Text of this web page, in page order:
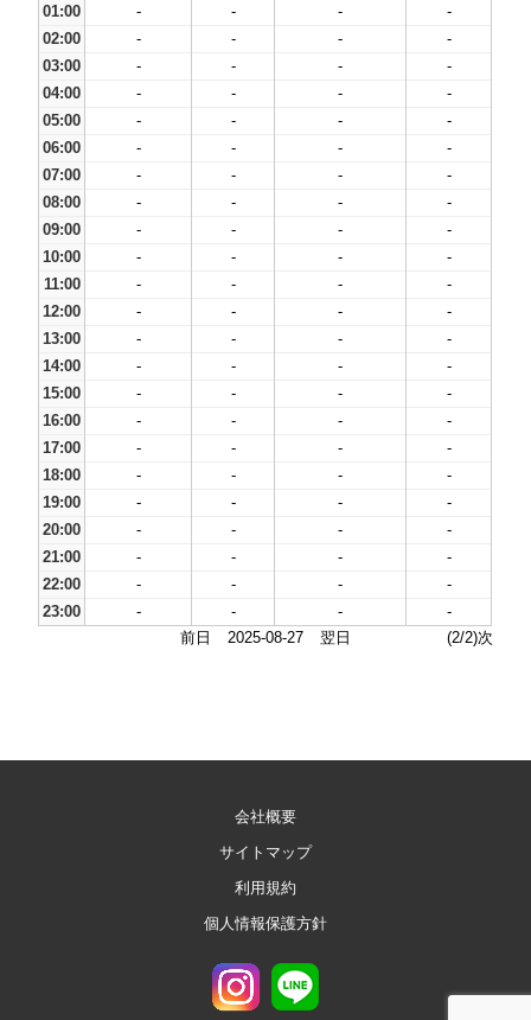
01:00
- - -
-
02:00
- - -
-
03:00
- - -
-
04:00
- - -
-
05:00
- - -
-
06:00
- - -
-
07:00
- - -
-
08:00
- - -
-
09:00
- - -
-
10:00
- - -
-
11:00
- - -
-
12:00
- - -
-
13:00
- - -
-
14:00
- - -
-
15:00
- - -
-
16:00
- - -
-
17:00
- - -
-
18:00
- - -
-
19:00
- - -
-
20:00
- - -
-
21:00
- - -
-
22:00
- - -
-
23:00
- - -
-
前日
2025-08-27 翌日 (2/2)次
会社概要
サイトマップ
利用規約
個人情報保護方針